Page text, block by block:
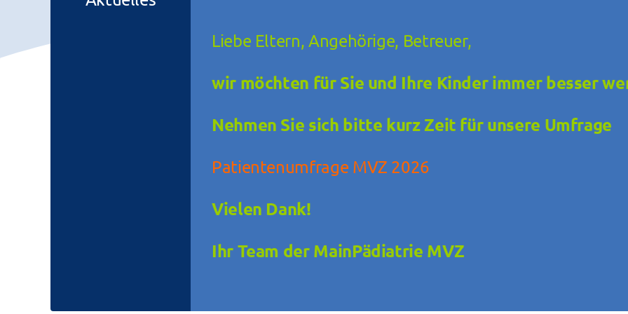
Liebe Eltern, Angehörige, Betreuer,
wir möchten für Sie und Ihre Kinder immer besser
Nehmen Sie sich bitte kurz Zeit für unsere Umfrage
Patientenumfrage MVZ 2026
Vielen Dank!
Ihr Team der MainPädiatrie MVZ